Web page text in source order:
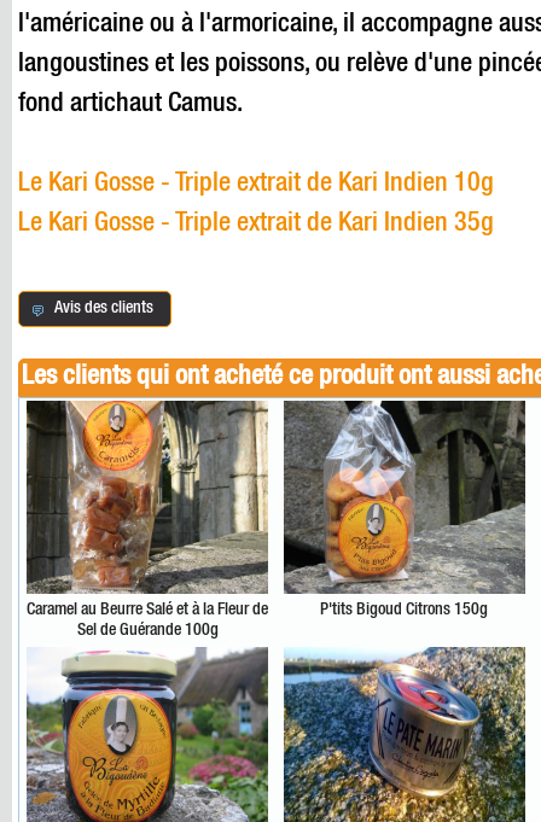
l'américaine ou à l'armoricaine, il accompagne
langoustines et les poissons, ou relève d'une
fond artichaut Camus.
Le Kari Gosse - Triple extrait de Kari Indien 10g
Le Kari Gosse - Triple extrait de Kari Indien 35g
Avis des clients
Les clients qui ont acheté ce produit ont aussi
Caramel au Beurre Salé et à la Fleur de
Sel de Guérande 100g
P'tits Bigoud Citrons 150g